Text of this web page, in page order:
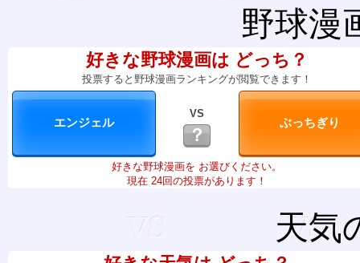
野球漫
好きな野球漫画は どっち？
投票すると野球漫画ランキングが閲覧できます！
VS
？
好きな野球漫画を お選びください。
現在 24回の投票があります！
天気